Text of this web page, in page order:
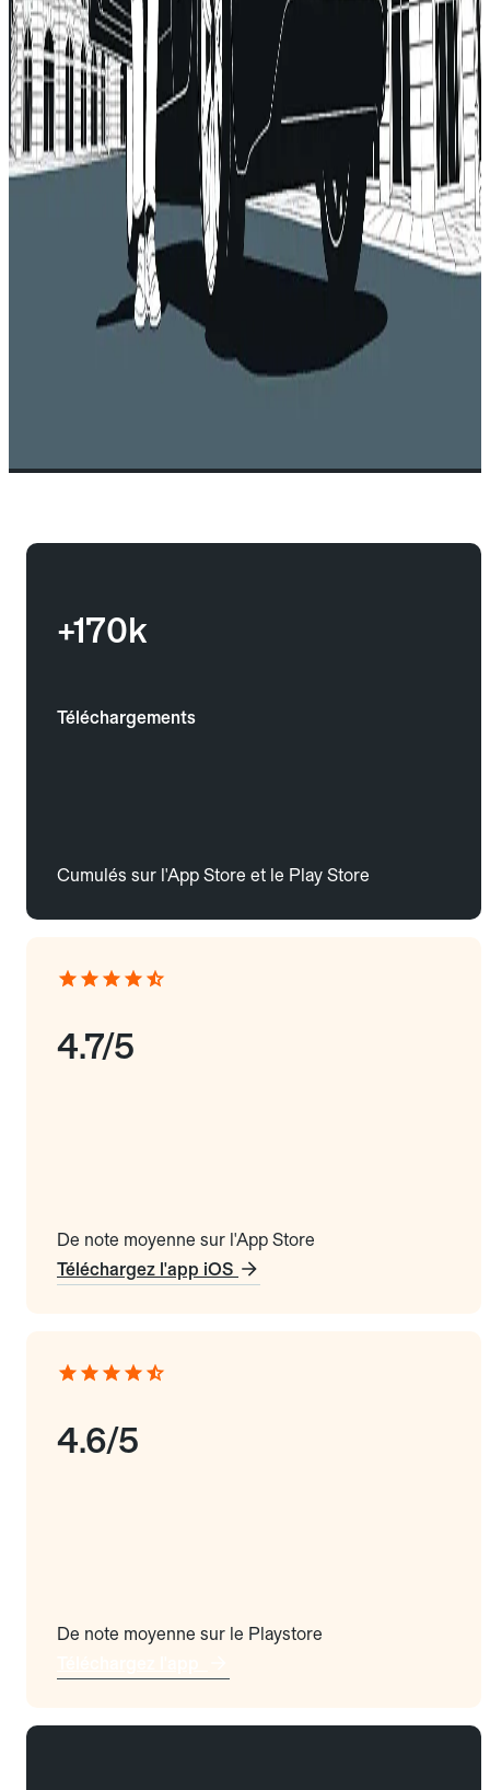
+170k
Téléchargements
Cumulés sur l'App Store et le Play Store
4.7/5
De note moyenne sur l'App Store
Téléchargez l'app iOS
4.6/5
De note moyenne sur le Playstore